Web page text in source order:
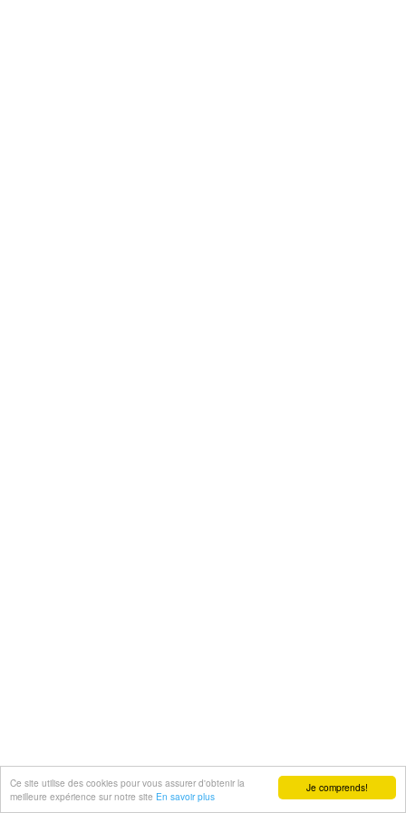
Je comprends!
Ce site utilise des cookies pour vous assurer d'obtenir la
meilleure expérience sur notre site En savoir plus